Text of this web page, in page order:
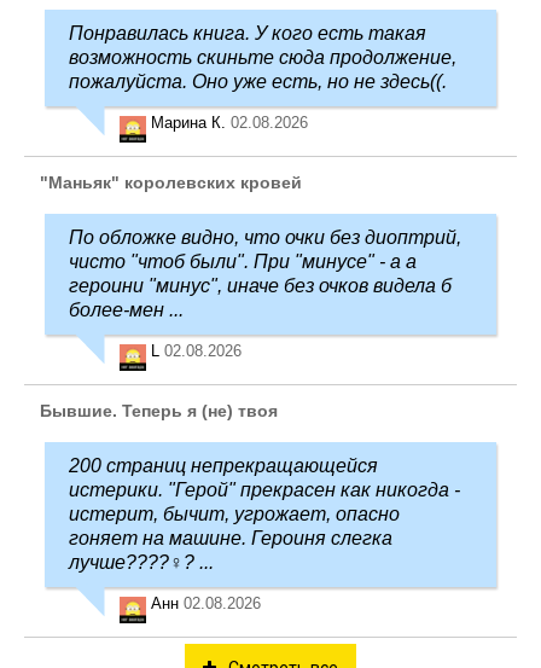
Понравилась книга. У кого есть такая
возможность скиньте сюда продолжение,
пожалуйста. Оно уже есть, но не здесь((.
Марина К. 02.08.2026
"Маньяк" королевских кровей
По обложке видно, что очки без диоптрий,
чисто "чтоб были". При "минусе" - а а
героини "минус", иначе без очков видела б
более-мен ...
L 02.08.2026
Бывшие. Теперь я (не) твоя
200 страниц непрекращающейся
истерики. "Герой" прекрасен как никогда -
истерит, бычит, угрожает, опасно
гоняет на машине. Героиня слегка
лучше????‍♀️? ...
Анн 02.08.2026